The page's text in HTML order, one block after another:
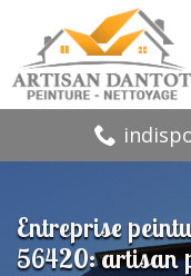
Entreprise
56420: artisan